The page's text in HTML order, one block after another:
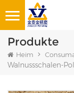
Produkte
Heim
Walnussschalen-